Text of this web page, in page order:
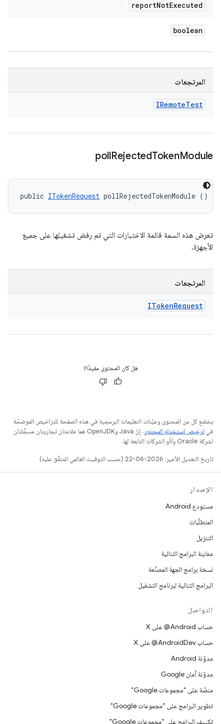
reportNotExecuted
boolean
المرتجعات
IRemoteTest
pollRejectedTokenModule
public ITokenRequest pollRejectedTokenModule ()
تعرض هذه السمة قائمة الاختبارات التي تم رفض تشغيلها على جميع
الأجهزة.
المرتجعات
ITokenRequest
هل كان المحتوى مفيدًا؟
يخضع كل من المحتوى وعيّنات التعليمات البرمجية في هذه الصفحة للتراخيص الموضحّة
فيترخيص استخدام المحتوى
. إنّ Java وOpenJDK هما علامتان تجاريتان مسجَّلتان
لشركة Oracle و/أو الشركات التابعة لها.
تاريخ التعديل الأخير: 2026-06-22 (حسب التوقيت العالمي المتفَّق عليه)
الإصدار
مستودع Android
المتطلّبات
التنزيل
معاينة البرامج الثنائية
نسخة برامج الجهة المصنِّعة
البرامج الثنائية لبرنامج التشغيل
التواصل
حساب ‎@Android على X
حساب ‎@AndroidDev على X
مدوّنة Android
مدوّنة أمان Google
منصّة على "مجموعات Google"
تطوير البرامج على "مجموعات Google"
تكييف البرامج على "مجموعات Google"